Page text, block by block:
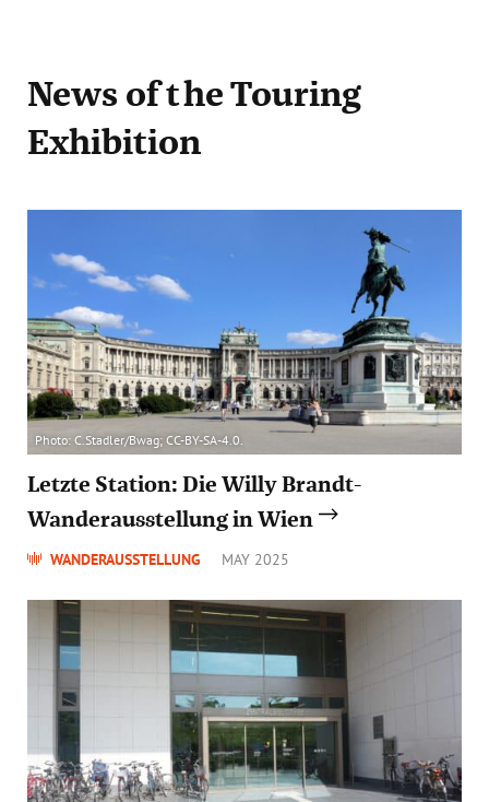
News of the Touring
Exhibition
Photo: C.Stadler/Bwag; CC-BY-SA-4.0.
Letzte Station: Die Willy Brandt-
Wanderausstellung in Wien
WANDERAUSSTELLUNG MAY 2025